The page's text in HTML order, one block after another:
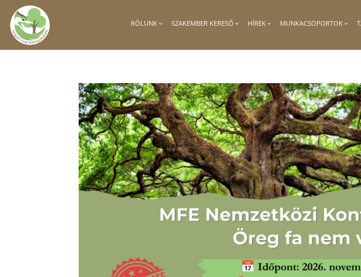
RÓLUNK SZAKEMBER KERESŐ HÍREK MUNKACSOPORTOK